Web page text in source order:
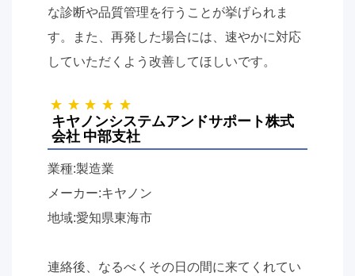
な診断や品質管理を行うことが挙げられま
す。また、再発した場合には、速やかに対応
していただくよう改善してほしいです。
キヤノンシステムアンドサポート株式
会社 中部支社
業種:製造業
メーカー:キヤノン
地域:愛知県東海市
連絡後、なるべくその日の間に来てくれてい